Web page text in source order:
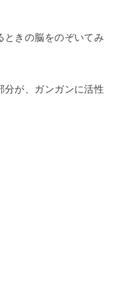
ときの脳をのぞいてみ
分が、ガンガンに活性